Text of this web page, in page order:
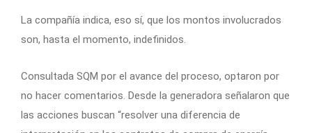
La compañía indica, eso sí, que los montos involucrados
son, hasta el momento, indefinidos.
Consultada SQM por el avance del proceso, optaron por
no hacer comentarios. Desde la generadora señalaron que
las acciones buscan “resolver una diferencia de